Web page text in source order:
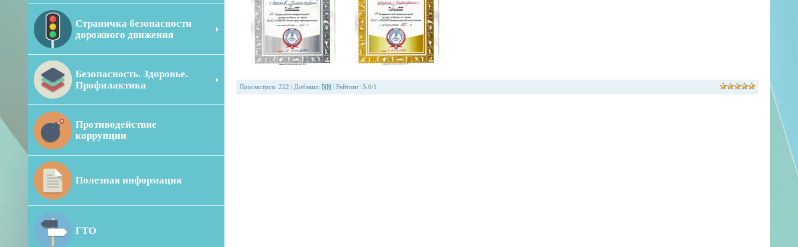
Страничка безопасности
дорожного движения
Безопасность. Здоровье.
Профилактика
Противодействие
коррупции
Полезная информация
ГТО
Просмотров: 222 Добавил: NN Рейтинг: 5.0/1